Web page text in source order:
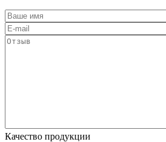
Качество продукции